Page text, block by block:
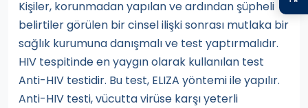
Kişiler, korunmadan yapılan ve ardından şüpheli
belirtiler görülen bir cinsel ilişki sonrası mutlaka bir
sağlık kurumuna danışmalı ve test yaptırmalıdır.
HIV tespitinde en yaygın olarak kullanılan test
Anti-HIV testidir. Bu test, ELIZA yöntemi ile yapılır.
Anti-HIV testi, vücutta virüse karşı yeterli